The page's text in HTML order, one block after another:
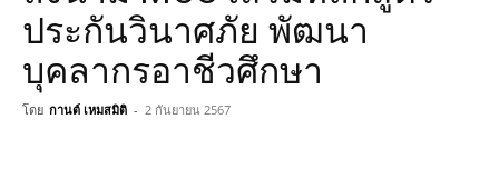
ประกันวินาศภัย พัฒนา
บุคลากรอาชีวศึกษา
โดย กานต์ เหมสมิติ - 2 กันยายน 2567